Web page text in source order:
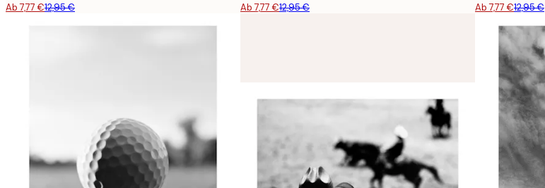
Ab 7,77 €12,95 € Ab 7,77 €12,95 € Ab 7,77 €12,95 €